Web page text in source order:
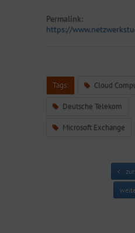
Permalink:
https://
Tags: Cloud
Deutsche Telekom
Microsoft Exchange